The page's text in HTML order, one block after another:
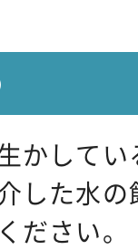
かして
した水
ださい。